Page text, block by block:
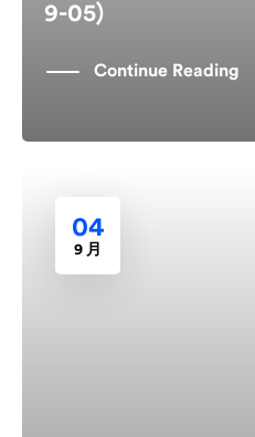
9-05)
Continue Reading
04
9 月